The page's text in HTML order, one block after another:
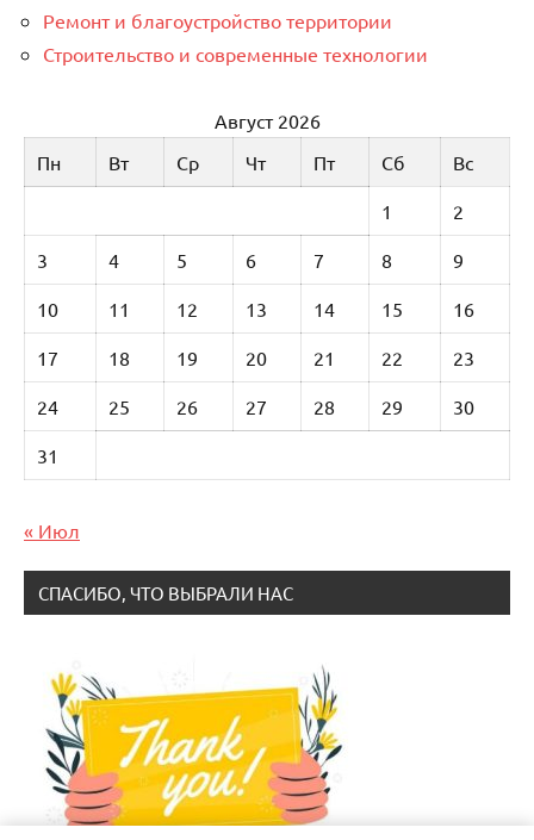
Ремонт и благоустройство территории
Строительство и современные технологии
Август 2026
Пн
Вт Ср Чт Пт Сб Вс
1 2
3 4 5 6 7 8 9
10 11 12 13 14 15 16
17 18 19 20 21 22 23
24 25 26 27 28 29 30
31
« Июл
СПАСИБО, ЧТО ВЫБРАЛИ НАС